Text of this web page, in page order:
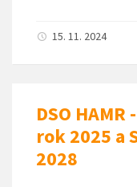
15. 11. 2024
DSO
rok 2025 a
2028